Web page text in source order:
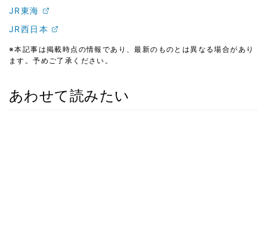
JR東海
JR西日本
※本記事は掲載時点の情報であり、最新のものとは異なる場合があり
ます。予めご了承ください。
あわせて読みたい